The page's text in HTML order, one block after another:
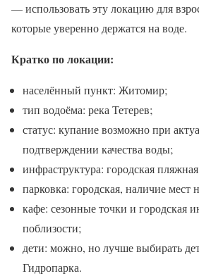
— использовать эту локацию для
которые уверенно держатся на воде.
Кратко по локации:
населённый пункт: Житомир;
тип водоёма: река Тетерев;
статус: купание возможно при
подтверждении качества воды;
инфраструктура: городская
парковка: городская, наличие мест
кафе: сезонные точки и городская
поблизости;
дети: можно, но лучше выбирать
Гидропарка.